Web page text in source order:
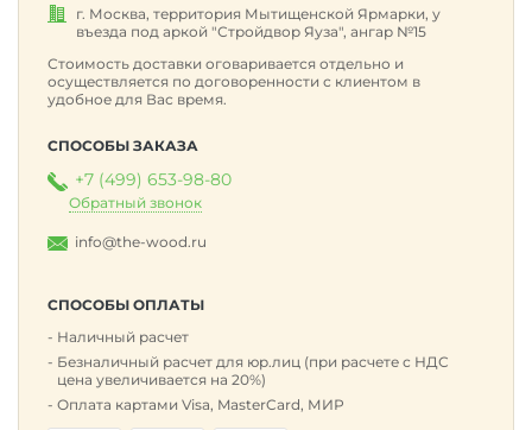
г. Москва, территория Мытищенской Ярмарки, у
въезда под аркой "Стройдвор Яуза", ангар №15
Стоимость доставки оговаривается отдельно и
осуществляется по договоренности с клиентом в
удобное для Вас время.
СПОСОБЫ ЗАКАЗА
+7 (499) 653-98-80
Обратный звонок
info@the-wood.ru
СПОСОБЫ ОПЛАТЫ
Наличный расчет
Безналичный расчет для юр.лиц (при расчете с НДС
цена увеличивается на 20%)
Оплата картами Visa, MasterCard, МИР